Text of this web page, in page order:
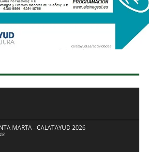
MARTA - CALATAYUD 2026